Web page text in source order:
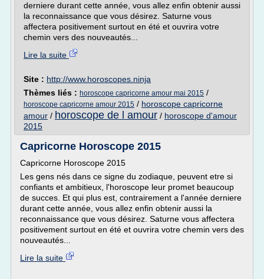
derniere durant cette année, vous allez enfin obtenir aussi
la reconnaissance que vous désirez. Saturne vous
affectera positivement surtout en été et ouvrira votre
chemin vers des nouveautés...
Lire la suite
Site : http://www.horoscopes.ninja
Thèmes liés : horoscope capricorne amour mai 2015 /
horoscope capricorne amour 2015 / horoscope capricorne
amour / horoscope de l amour / horoscope d'amour
2015
Capricorne Horoscope 2015
Capricorne Horoscope 2015
Les gens nés dans ce signe du zodiaque, peuvent etre si
confiants et ambitieux, l'horoscope leur promet beaucoup
de succes. Et qui plus est, contrairement a l'année derniere
durant cette année, vous allez enfin obtenir aussi la
reconnaissance que vous désirez. Saturne vous affectera
positivement surtout en été et ouvrira votre chemin vers des
nouveautés...
Lire la suite